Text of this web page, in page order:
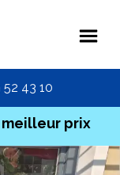
43 10
meilleur prix